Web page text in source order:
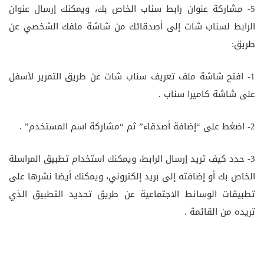
5- مشاركة عنوان رابط سناب الخاص بك، ويمكنك إرسال عنوان
الرابط لسناب شات إلى أصدقائك من شاشة ملفك الشخصي عن
طريق:
1- افتح شاشة ملف تعريف سناب شات عن طريق التمرير لأسفل
على شاشة كاميرا سناب .
2- اضغط على “إضافة أصدقاء” ثم “مشاركة اسم المستخدم” .
3- حدد كيف تريد إرسال الرابط، ويمكنك استخدام تطبيق المراسلة
الخاص بك أو إضافته إلى بريد إلكتروني، ويمكنك أيضا نشرها على
تطبيقات الوسائط الاجتماعية عن طريق تحديد التطبيق الذي
تريده من القائمة .